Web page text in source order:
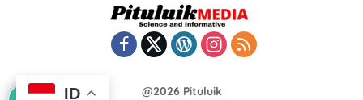
@2026 Pituluik
ID